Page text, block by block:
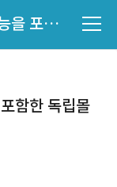
웹 기반 의류 커스터마이징 기능을 포함한 독립몰 구축
함한 독립몰